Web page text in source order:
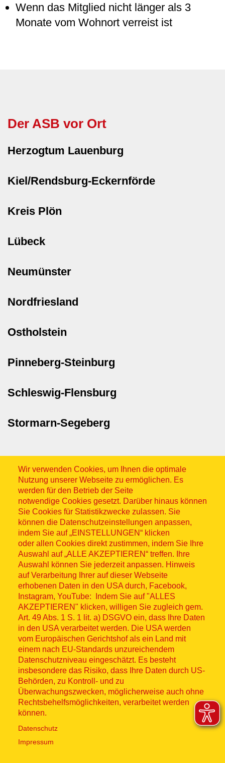
Wenn das Mitglied nicht länger als 3
Monate vom Wohnort verreist ist
Der ASB vor Ort
Herzogtum Lauenburg
Kiel/Rendsburg-Eckernförde
Kreis Plön
Lübeck
Neumünster
Nordfriesland
Ostholstein
Pinneberg-Steinburg
Schleswig-Flensburg
Stormarn-Segeberg
Wir verwenden Cookies, um Ihnen die optimale
Nutzung unserer Webseite zu ermöglichen. Es
werden für den Betrieb der Seite
notwendige Cookies gesetzt. Darüber hinaus können
Sie Cookies für Statistikzwecke zulassen. Sie
können die Datenschutzeinstellungen anpassen,
indem Sie auf „EINSTELLUNGEN“ klicken
oder allen Cookies direkt zustimmen, indem Sie Ihre
Auswahl auf „ALLE AKZEPTIEREN“ treffen. Ihre
Auswahl können Sie jederzeit anpassen. Hinweis
auf Verarbeitung Ihrer auf dieser Webseite
erhobenen Daten in den USA durch, Facebook,
Instagram, YouTube: Indem Sie auf "ALLES
AKZEPTIEREN" klicken, willigen Sie zugleich gem.
Art. 49 Abs. 1 S. 1 lit. a) DSGVO ein, dass Ihre Daten
in den USA verarbeitet werden. Die USA werden
vom Europäischen Gerichtshof als ein Land mit
einem nach EU-Standards unzureichendem
Datenschutzniveau eingeschätzt. Es besteht
insbesondere das Risiko, dass Ihre Daten durch US-
Behörden, zu Kontroll- und zu
Überwachungszwecken, möglicherweise auch ohne
Rechtsbehelfsmöglichkeiten, verarbeitet werden
können.
Datenschutz
Impressum
Sitemap
© ASB 2026
Fußzeilenmenü
Impressum
Datenschutz
Kontakt
Hinweisgebersystem
Lieferkette
Widerruf
Social Media